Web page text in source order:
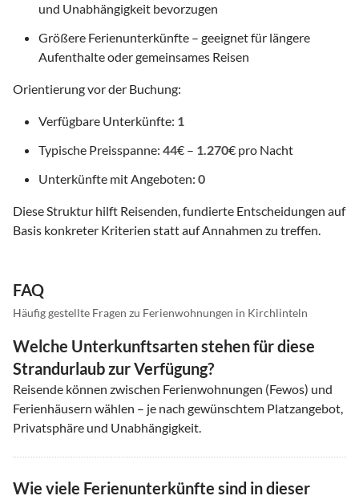
und Unabhängigkeit bevorzugen
Größere Ferienunterkünfte – geeignet für längere
Aufenthalte oder gemeinsames Reisen
Orientierung vor der Buchung:
Verfügbare Unterkünfte: 1
Typische Preisspanne: 44€ – 1.270€ pro Nacht
Unterkünfte mit Angeboten: 0
Diese Struktur hilft Reisenden, fundierte Entscheidungen auf
Basis konkreter Kriterien statt auf Annahmen zu treffen.
FAQ
Häufig gestellte Fragen zu Ferienwohnungen in Kirchlinteln
Welche Unterkunftsarten stehen für diese
Strandurlaub zur Verfügung?
Reisende können zwischen Ferienwohnungen (Fewos) und
Ferienhäusern wählen – je nach gewünschtem Platzangebot,
Privatsphäre und Unabhängigkeit.
Wie viele Ferienunterkünfte sind in dieser